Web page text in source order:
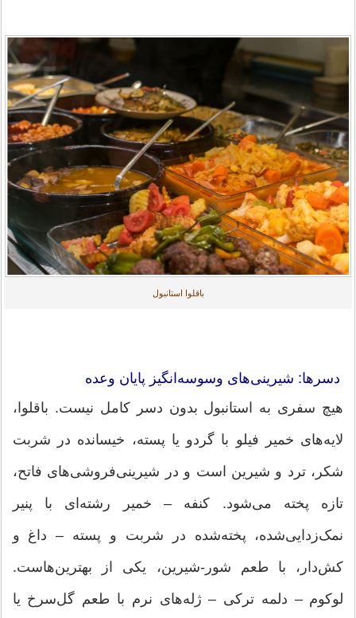
باقلوا استانبول
دسرها: شیرینی‌های وسوسه‌انگیز پایان وعده
هیچ سفری به استانبول بدون دسر کامل نیست. باقلوا،
لایه‌های خمیر فیلو با گردو یا پسته، خیسانده در شربت
شکر، ترد و شیرین است و در شیرینی‌فروشی‌های فاتح،
تازه پخته می‌شود. کنفه – خمیر رشته‌ای با پنیر
نمک‌زدایی‌شده، پخته‌شده در شربت و پسته – داغ و
کش‌دار، با طعم شور-شیرین، یکی از بهترین‌هاست.
لوکوم – دلمه ترکی – ژله‌های نرم با طعم گل‌سرخ یا